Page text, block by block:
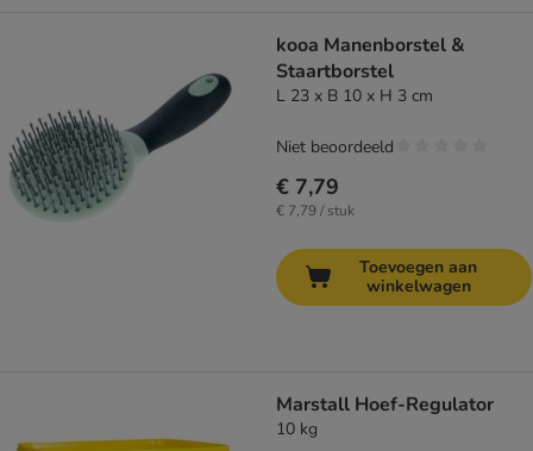
kooa Manenborstel &
Staartborstel
L 23 x B 10 x H 3 cm
€ 7,79
€ 7,79 / stuk
Niet beoordeeld
Toevoegen aan
winkelwagen
Marstall Hoef-Regulator
10 kg